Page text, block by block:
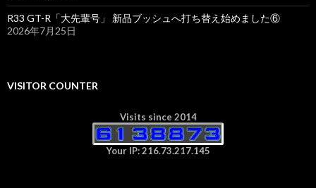
R33 GT-R「大先輩号」 新品ブッシュへ打ち替え始めました⑥
2026年7月25日
VISITOR COUNTER
Visits since 2014
Your IP: 216.73.217.145